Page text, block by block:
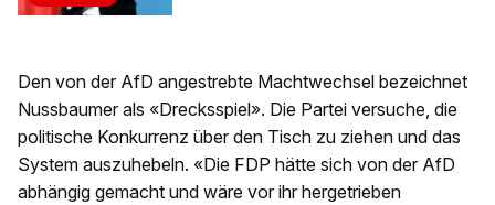
Den von der AfD angestrebte Machtwechsel bezeichnet
Nussbaumer als «Drecksspiel». Die Partei versuche, die
politische Konkurrenz über den Tisch zu ziehen und das
System auszuhebeln. «Die FDP hätte sich von der AfD
abhängig gemacht und wäre vor ihr hergetrieben